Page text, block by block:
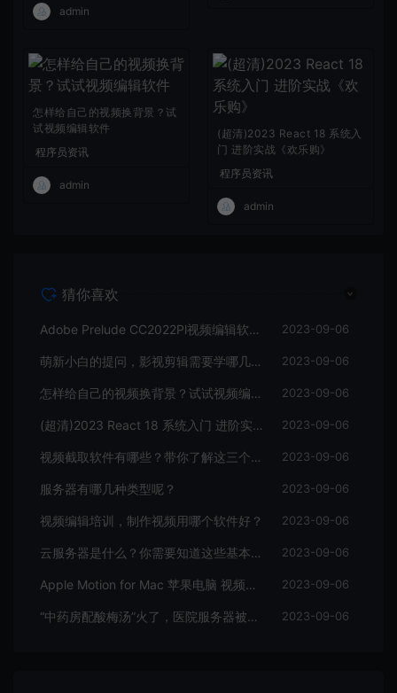
admin
怎样给自己的视频换背景？试
试视频编辑软件
程序员资讯
admin
(超清)2023 React 18 系统入
门 进阶实战《欢乐购》
程序员资讯
admin
猜你喜欢
Adobe Prelude CC2022Pl视频编辑软件中文直装版 2023-09-06
萌新小白的提问，影视剪辑需要学哪几个软件？ 2023-09-06
怎样给自己的视频换背景？试试视频编辑软件 2023-09-06
(超清)2023 React 18 系统入门 进阶实战《欢乐购》 2023-09-06
视频截取软件有哪些？带你了解这三个视频编辑软件 2023-09-06
服务器有哪几种类型呢？ 2023-09-06
视频编辑培训，制作视频用哪个软件好？ 2023-09-06
云服务器是什么？你需要知道这些基本知识 2023-09-06
Apple Motion for Mac 苹果电脑 视频编辑软件 2023-09-06
“中药房配酸梅汤”火了，医院服务器被挤爆，网友：更适合中国宝宝体质 2023-09-06